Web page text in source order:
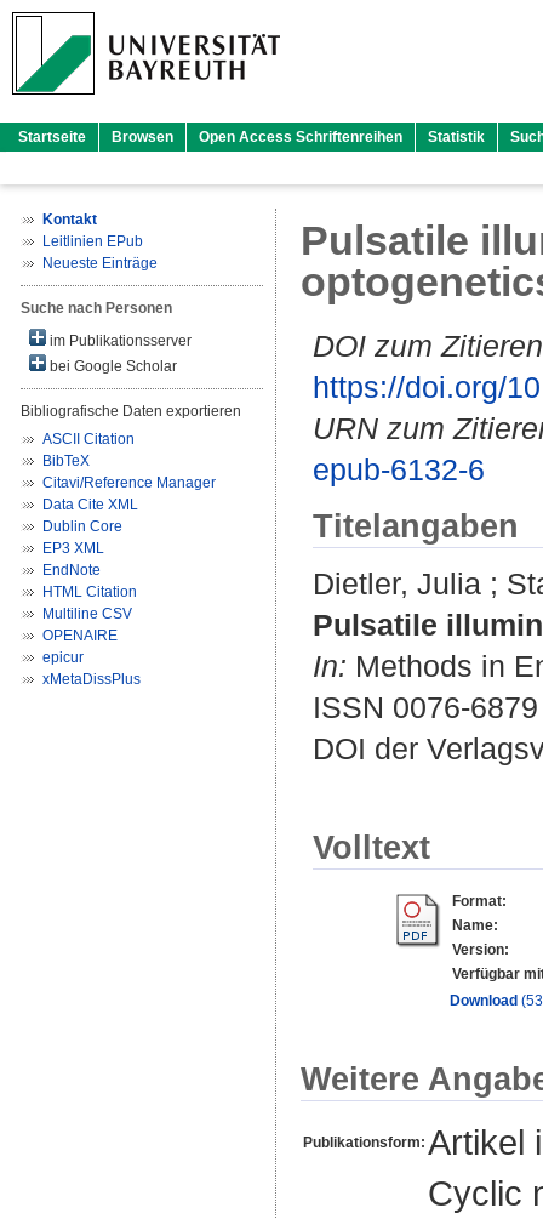
Startseite Browsen Open Access Schriftenreihen Statistik
Kontakt
Leitlinien EPub
Neueste Einträge
Suche nach Personen
im Publikationsserver
bei Google Scholar
Bibliografische Daten exportieren
ASCII Citation
BibTeX
Citavi/Reference Manager
Data Cite XML
Dublin Core
EP3 XML
EndNote
HTML Citation
Multiline CSV
OPENAIRE
epicur
xMetaDissPlus
Pulsatile
DOI zum
https://doi.org/
URN zum
epub-6132-6
Titelangaben
Dietler, Julia ;
Pulsatile
In: Methods in
ISSN 0076-6879
DOI der
Volltext
Format:
Name:
Version:
Verfügbar
Download
Weitere
Publikationsform: Artikel
Cyclic